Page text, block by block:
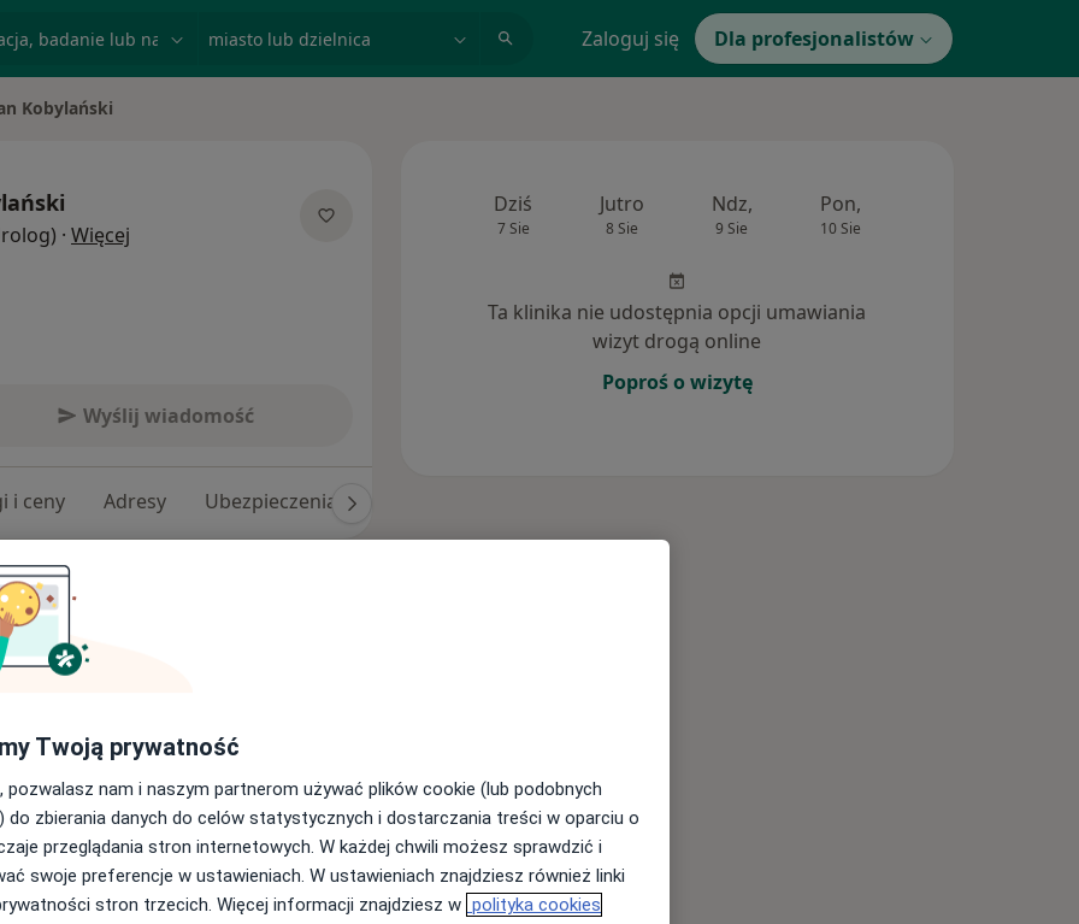
Zaloguj się Dla profesjonalistów
Kobylański
· Więcej
Wyślij wiadomość
i ceny Adresy Ubezpieczenia
Medycznym im. Piastów
zawodowo z Wojewódzkim
rozpoczął szkolenie
Onkologicznej. Od 2026 roku
Centrum Urologii (UCU)
W codziennej pracy
laparoskopowe, operacje otwarte
“Diagnostyka USG w urologii.
Dziś
7 Sie
Jutro
8 Sie
Ndz,
9 Sie
Pon,
10 Sie
Ta klinika nie udostępnia opcji umawiania
wizyt drogą online
Poproś o wizytę
Twoją prywatność
pozwalasz nam i naszym partnerom używać plików cookie (lub podobnych
do zbierania danych do celów statystycznych i dostarczania treści w oparciu o
przeglądania stron internetowych. W każdej chwili możesz sprawdzić i
swoje preferencje w ustawieniach. W ustawieniach znajdziesz również linki
stron trzecich. Więcej informacji znajdziesz w polityka cookies